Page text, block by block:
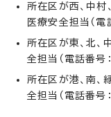
所在区が西、中村
医療安全担当（
所在区が東、北、
全担当（電話番
所在区が港、南、
全担当（電話番